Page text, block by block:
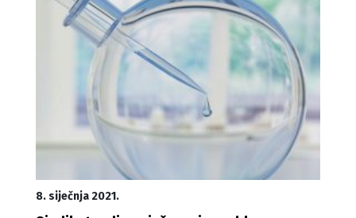
8. siječnja 2021.